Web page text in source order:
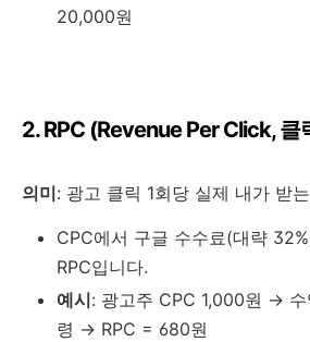
20,000원
2. RPC (Revenue Per Click, 클
의미: 광고 클릭 1회당 실제 내가 받
CPC에서 구글 수수료(대략
RPC입니다.
예시: 광고주 CPC 1,000원 →
령 → RPC = 680원